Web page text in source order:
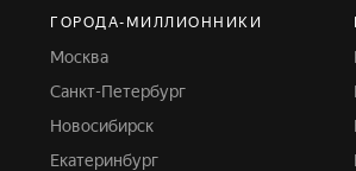
ГОРОДА-МИЛЛИОННИКИ
Москва
Санкт-Петербург
Новосибирск
Екатеринбург